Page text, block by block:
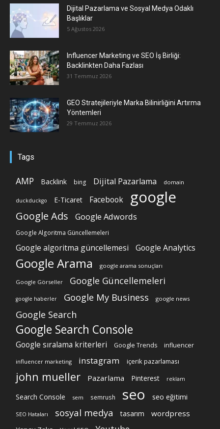
Dijital Pazarlama ve Sosyal Medya Odaklı
Başlıklar
5 Ağustos 2026
Influencer Marketing ve SEO İş Birliği:
Backlinkten Daha Fazlası
31 Temmuz 2026
GEO Stratejileriyle Marka Bilinirliğini Artırma
Yöntemleri
29 Temmuz 2026
Tags
AMP Backlink bing Dijital Pazarlama domain
duckduckgo E-Ticaret Facebook google
Google Ads Google Adwords
Google Algoritma Güncellemeleri
Google algoritma güncellemesi Google Analytics
Google Arama google arama sonuçları
Google Görseller Google Güncellemeleri
google haberler Google My Business google news
Google Search
Google Search Console
Google sıralama kriterleri Google Trends influencer
influencer marketing instagram içerik pazarlaması
john mueller Pazarlama Pinterest reklam
Search Console sem semrush seo seo eğitimi
SEO Hataları sosyal medya tasarım wordpress